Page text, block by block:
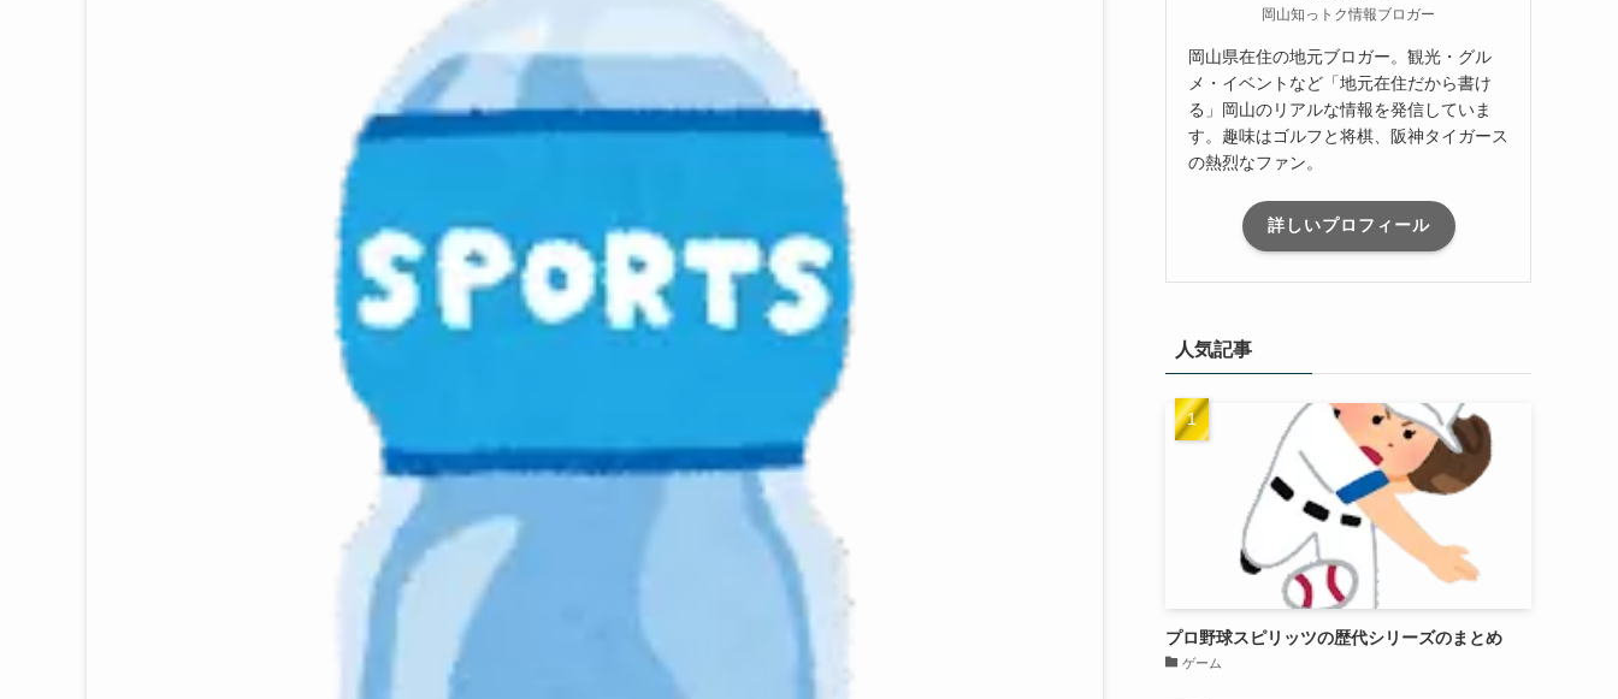
岡山知っトク情報ブロガー
岡山県在住の地元ブロガー。観光・グル
メ・イベントなど「地元在住だから書け
る」岡山のリアルな情報を発信していま
す。趣味はゴルフと将棋、阪神タイガース
の熱烈なファン。
詳しいプロフィール
人気記事
プロ野球スピリッツの歴代シリーズのまとめ
ゲーム